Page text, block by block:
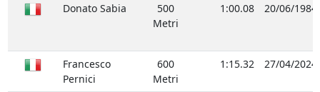
Donato Sabia
500
Metri
1:00.08 20/06/1984
Francesco
Pernici
600
Metri
1:15.32 27/04/2024